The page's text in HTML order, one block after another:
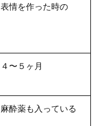
表情を作った時の
４〜５ヶ月
麻酔薬も入っている